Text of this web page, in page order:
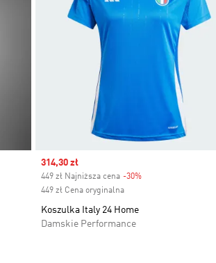
Sale price
314,30 zł
449 zł Najniższa cena -30%Discount
449 zł Cena oryginalna
Koszulka Italy 24 Home
Damskie Performance